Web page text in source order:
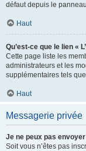
défaut depuis le
Haut
Qu’est-ce que le lien «
Cette page liste les
administrateurs et les
supplémentaires tels
Haut
Messagerie privée
Je ne peux pas
Soit vous n’êtes pas